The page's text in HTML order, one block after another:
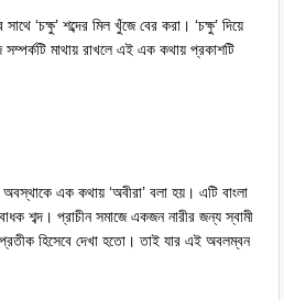
‘চক্ষু’ শব্দের মিল খুঁজে বের করা। ‘চক্ষু’ দিয়ে
মাথায় রাখলে এই এক কথায় প্রকাশটি
এক কথায় ‘অবীরা’ বলা হয়। এটি বাংলা
শব্দ। প্রাচীন সমাজে একজন নারীর জন্য স্বামী
হিসেবে দেখা হতো। তাই যার এই অবলম্বন